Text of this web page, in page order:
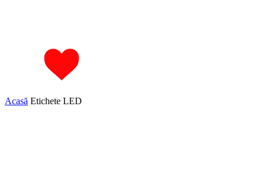
Acasă Etichete LED